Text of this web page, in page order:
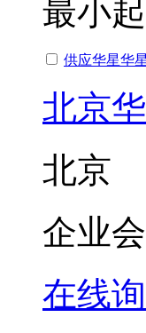
最小
供应华星华
北京
北京
企业
在线